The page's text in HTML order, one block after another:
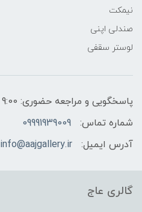
نیمکت
صندلی اپنی
لوستر سقفی
پاسخگویی و مراجعه حضوری: 9:00 الی14:00 و 16:00 تا 21:00
شماره تماس:
09991939009
آدرس ایمیل:
info@aajgallery.ir
گالری عاج